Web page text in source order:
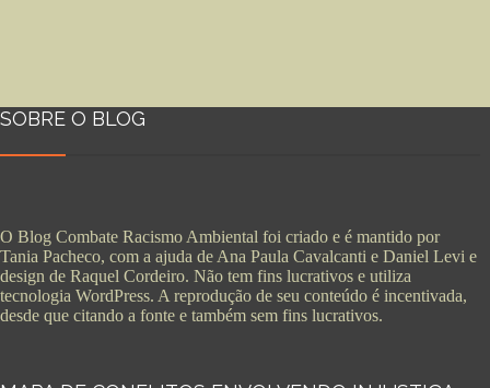
SOBRE O BLOG
O Blog Combate Racismo Ambiental foi criado e é mantido por
Tania Pacheco, com a ajuda de Ana Paula Cavalcanti e Daniel Levi e
design de Raquel Cordeiro. Não tem fins lucrativos e utiliza
tecnologia WordPress. A reprodução de seu conteúdo é incentivada,
desde que citando a fonte e também sem fins lucrativos.